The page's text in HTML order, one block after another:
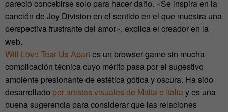
pareció concebirse solo para hacer daño. «Se inspira en la
canción de Joy Division en el sentido en el que muestra una
perspectiva frustrante del amor», explica el creador en la
web.
Will Love Tear Us Apartes un browser-game sin mucha
complicación técnica cuyo mérito pasa por el sugestivo
ambiente presionante de estética gótica y oscura. Ha sido
desarrollado por artistas visuales de Malta e Italiay es una
buena sugerencia para considerar que las relaciones